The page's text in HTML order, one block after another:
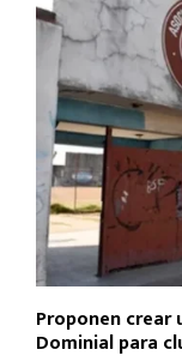
Proponen crear
Dominial para